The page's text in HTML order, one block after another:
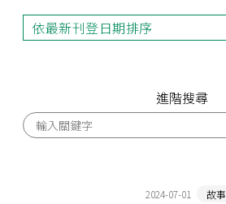
依最新刊登日期排序
依最新刊登日期排序
進階搜尋
2024-07-01 故事